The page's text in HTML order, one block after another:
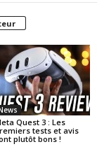
Quest 3 : Les
tests et avis
plutôt bons !